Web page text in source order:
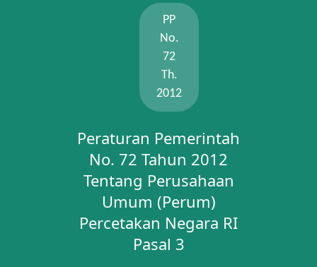
PP
No.
72
Th.
2012
Peraturan Pemerintah
No. 72 Tahun 2012
Tentang Perusahaan
Umum (Perum)
Percetakan Negara RI
Pasal 3